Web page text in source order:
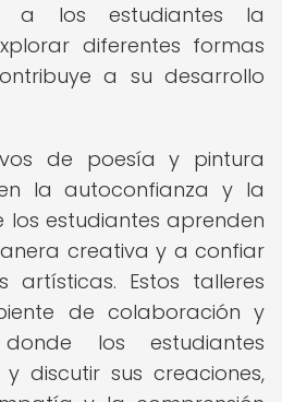
a los estudiantes la
diferentes formas
a su desarrollo
de poesía y pintura
la autoconfianza y la
los estudiantes aprenden
creativa y a confiar
artísticas. Estos talleres
de colaboración y
los estudiantes
discutir sus creaciones,